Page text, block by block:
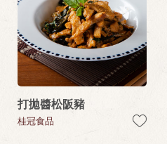
打拋醬松阪豬
桂冠食品